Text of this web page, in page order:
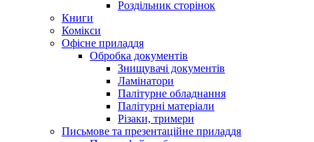
Роздільник сторінок
Книги
Комікси
Офісне приладдя
Обробка документів
Знищувачі документів
Ламінатори
Палітурне обладнання
Палітурні матеріали
Різаки, тримери
Письмове та презентаційне приладдя